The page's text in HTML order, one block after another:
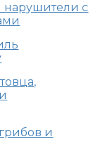
нарушители с
и